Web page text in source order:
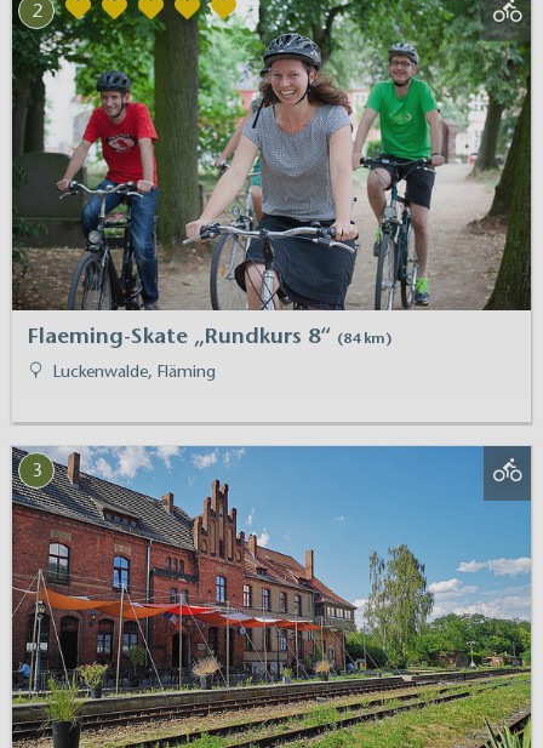
2
Flaeming-Skate „Rundkurs 8“ (84 km)
Luckenwalde, Fläming
3